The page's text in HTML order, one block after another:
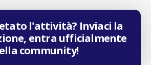
l'attività? Inviaci la
entra ufficialmente
community!